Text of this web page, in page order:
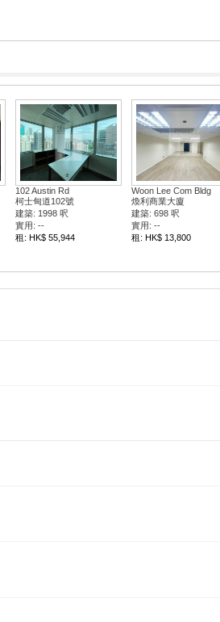
102 Austin Rd
柯士甸道102號
建築: 1998 呎
實用: --
租: HK$ 55,944
Woon Lee Com Bldg
煥利商業大廈
建築: 698 呎
實用: --
租: HK$ 13,800